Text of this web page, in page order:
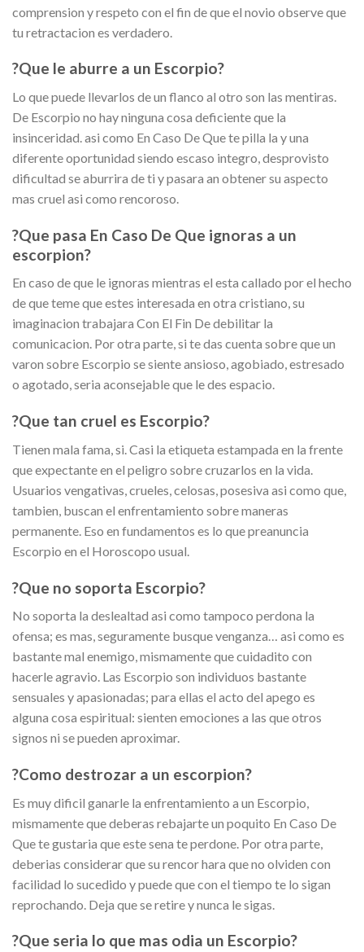
comprension y respeto con el fin de que el novio observe que
tu retractacion es verdadero.
?Que le aburre a un Escorpio?
Lo que puede llevarlos de un flanco al otro son las mentiras.
De Escorpio no hay ninguna cosa deficiente que la
insinceridad. asi­ como En Caso De Que te pilla la y una
diferente oportunidad siendo escaso integro, desprovisto
dificultad se aburrira de ti y pasara an obtener su aspecto
mas cruel asi­ como rencoroso.
?Que pasa En Caso De Que ignoras a un
escorpion?
En caso de que le ignoras mientras el esta callado por el hecho
de que teme que estes interesada en otra cristiano, su
imaginacion trabajara Con El Fin De debilitar la
comunicacion. Por otra parte, si te das cuenta sobre que un
varon sobre Escorpio se siente ansioso, agobiado, estresado
o agotado, seri­a aconsejable que le des espacio.
?Que tan cruel es Escorpio?
Tienen mala fama, si. Casi la etiqueta estampada en la frente
que expectante en el peligro sobre cruzarlos en la vida.
Usuarios vengativas, crueles, celosas, posesiva asi­ como que,
tambien, buscan el enfrentamiento sobre maneras
permanente. Eso en fundamentos es lo que preanuncia
Escorpio en el Horoscopo usual.
?Que no soporta Escorpio?
No soporta la deslealtad asi­ como tampoco perdona la
ofensa; es mas, seguramente busque venganza… asi­ como es
bastante mal enemigo, mismamente que cuidadito con
hacerle agravio. Las Escorpio son individuos bastante
sensuales y apasionadas; para ellas el acto del apego es
alguna cosa espiritual: sienten emociones a las que otros
signos ni se pueden aproximar.
?Como destrozar a un escorpion?
Es muy dificil ganarle la enfrentamiento a un Escorpio,
mismamente que deberas rebajarte un poquito En Caso De
Que te gustaria que este sena te perdone. Por otra parte,
deberias considerar que su rencor hara que no olviden con
facilidad lo sucedido y puede que con el tiempo te lo sigan
reprochando. Deja que se retire y nunca le sigas.
?Que seri­a lo que mas odia un Escorpio?